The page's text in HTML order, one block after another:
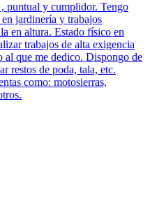
puntual y cumplidor. Tengo
jardinería y trabajos
en altura. Estado físico en
trabajos de alta exigencia
al que me dedico. Dispongo de
restos de poda, tala, etc.
como: motosierras,